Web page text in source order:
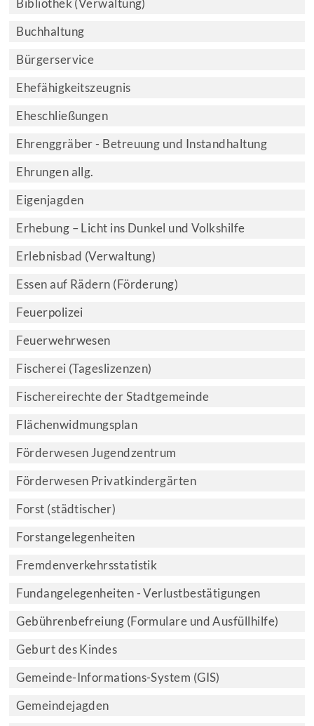
Bibliothek (Verwaltung)
Buchhaltung
Bürgerservice
Ehefähigkeitszeugnis
Eheschließungen
Ehrenggräber - Betreuung und Instandhaltung
Ehrungen allg.
Eigenjagden
Erhebung – Licht ins Dunkel und Volkshilfe
Erlebnisbad (Verwaltung)
Essen auf Rädern (Förderung)
Feuerpolizei
Feuerwehrwesen
Fischerei (Tageslizenzen)
Fischereirechte der Stadtgemeinde
Flächenwidmungsplan
Förderwesen Jugendzentrum
Förderwesen Privatkindergärten
Forst (städtischer)
Forstangelegenheiten
Fremdenverkehrsstatistik
Fundangelegenheiten - Verlustbestätigungen
Gebührenbefreiung (Formulare und Ausfüllhilfe)
Geburt des Kindes
Gemeinde-Informations-System (GIS)
Gemeindejagden